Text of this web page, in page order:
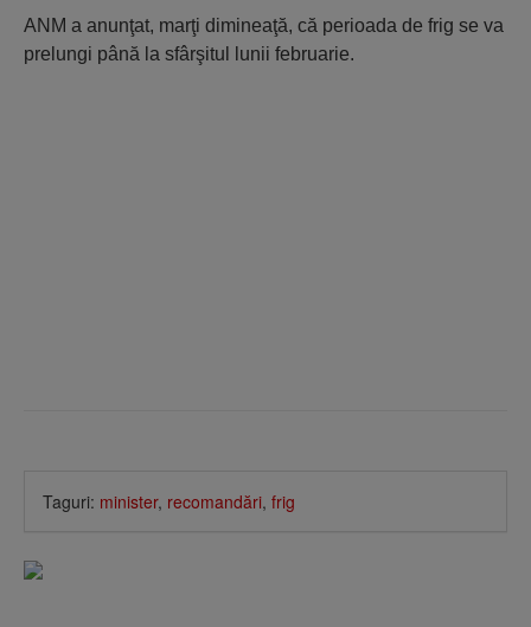
ANM a anunţat, marţi dimineaţă, că perioada de frig se va
prelungi până la sfârşitul lunii februarie.
Taguri: minister, recomandări, frig